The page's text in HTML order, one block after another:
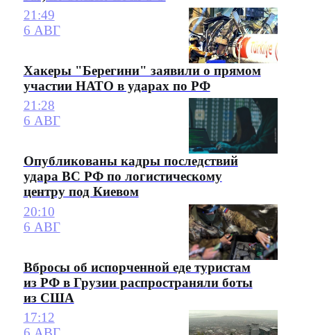
21:49
6 АВГ
Хакеры "Берегини" заявили о прямом
участии НАТО в ударах по РФ
21:28
6 АВГ
Опубликованы кадры последствий
удара ВС РФ по логистическому
центру под Киевом
20:10
6 АВГ
Вбросы об испорченной еде туристам
из РФ в Грузии распространяли боты
из США
17:12